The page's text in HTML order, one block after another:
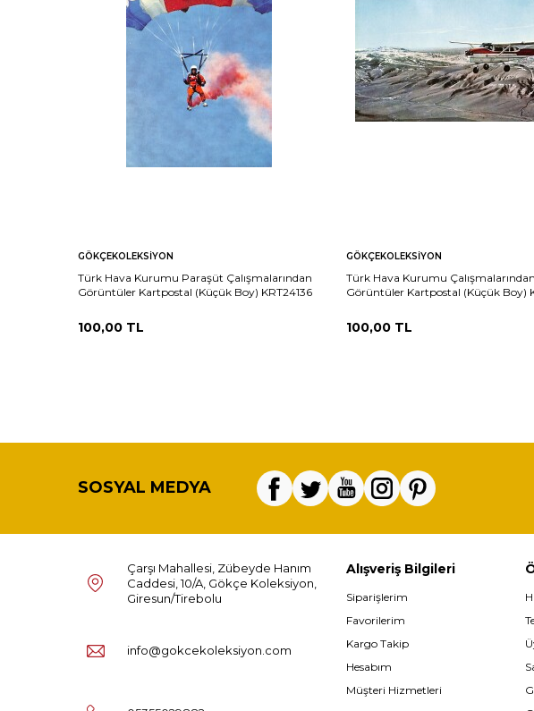
GÖKÇEKOLEKSIYON
Türk Hava Kurumu Paraşüt Çalışmalarından
Görüntüler Kartpostal (Küçük Boy) KRT24136
100,00 TL
GÖKÇEKOLEKSIYON
Türk Hava Kurumu Çalışmalarından
Görüntüler Kartpostal (Küçük Boy)
100,00 TL
SOSYAL MEDYA
Çarşı Mahallesi, Zübeyde Hanım
Caddesi, 10/A, Gökçe Koleksiyon,
Giresun/Tirebolu
info@gokcekoleksiyon.com
Alışveriş Bilgileri
Siparişlerim
Favorilerim
Kargo Takip
Hesabım
Müşteri Hizmetleri